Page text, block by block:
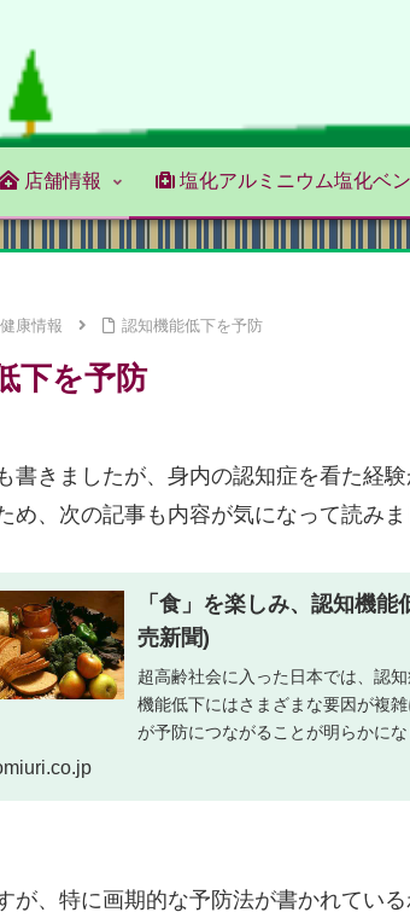
店舗情報 塩化アルミニウム塩化ベ
健康情報 認知機能低下を予防
下を予防
書きましたが、身内の認知症を看た経
め、次の記事も内容が気になって読みま
「食」を楽しみ、認知機
売新聞)
超高齢社会に入った日本では、認
機能低下にはさまざまな要因が複
が予防につながることが明らかに
が、特に画期的な予防法が書かれている